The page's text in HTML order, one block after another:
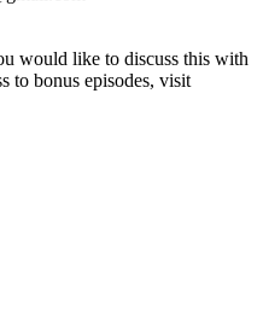
would like to discuss this with
to bonus episodes, visit